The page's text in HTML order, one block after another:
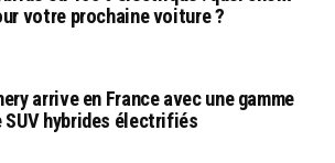
votre prochaine voiture ?
arrive en France avec une gamme
SUV hybrides électrifiés